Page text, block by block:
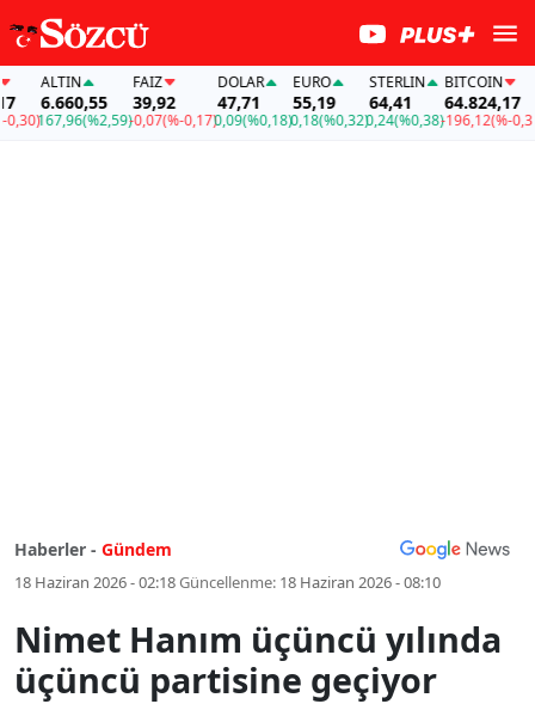
ALTIN
6.660,55
167,96(%2,59)
FAİZ
39,92
-0,07(%-0,17)
DOLAR
47,71
0,09(%0,18)
EURO
55,19
0,18(%0,32)
STERLIN
64,41
0,24(%0,38)
BITCOIN
64.824,17
-196,12(%-0,30)
Haberler - Gündem
18 Haziran 2026 - 02:18Güncellenme: 18 Haziran 2026 - 08:10
Nimet Hanım üçüncü yılında
üçüncü partisine geçiyor